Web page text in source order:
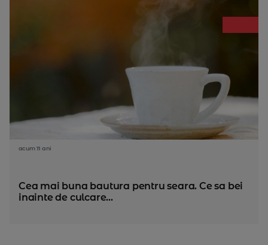
acum 11 ani
Cea mai buna bautura pentru seara. Ce sa bei
inainte de culcare...